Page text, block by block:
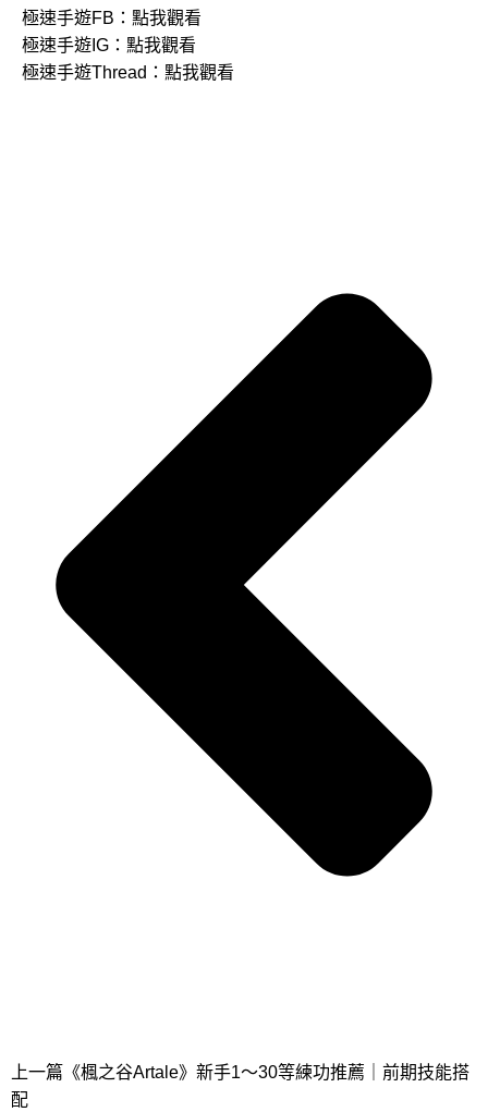
極速手遊FB： 點我觀看
極速手遊IG： 點我觀看
極速手遊Thread： 點我觀看
上一篇 《楓之谷Artale》新手1～30等練功推薦｜前期技能搭
配